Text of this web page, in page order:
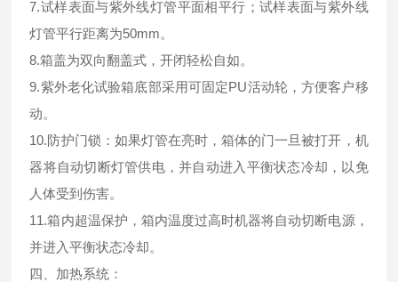
7.试样表面与紫外线灯管平面相平行；试样表面与紫外线
灯管平行距离为50mm。
8.箱盖为双向翻盖式，开闭轻松自如。
9.紫外老化试验箱底部采用可固定PU活动轮，方便客户移
动。
10.防护门锁：如果灯管在亮时，箱体的门一旦被打开，机
器将自动切断灯管供电，并自动进入平衡状态冷却，以免
人体受到伤害。
11.箱内超温保护，箱内温度过高时机器将自动切断电源，
并进入平衡状态冷却。
四、加热系统：